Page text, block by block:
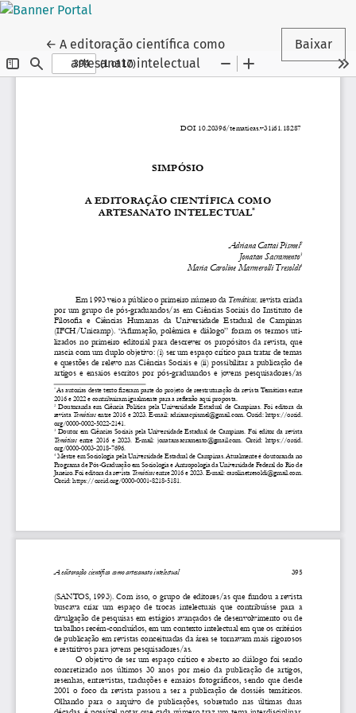
←Voltar aos Detalhes do Artigo
A editoração científica como
artesanato intelectual
Baixar